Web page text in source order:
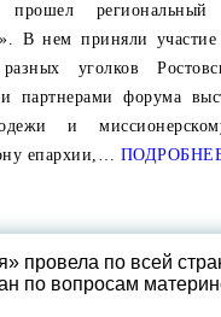
прошел
В нем приняли
уголков
партнерами форума
и
епархии,…
провела по всей
по вопросам